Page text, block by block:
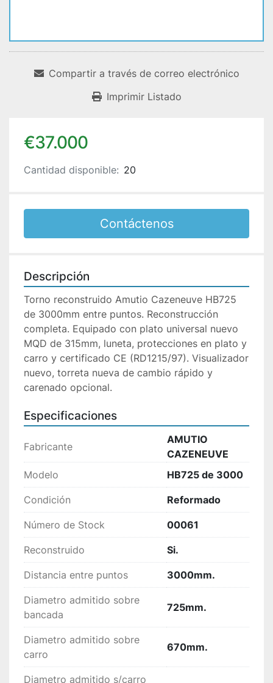
Compartir a través de correo electrónico
Imprimir Listado
€37.000
Cantidad disponible: 20
Contáctenos
Descripción
Torno reconstruido Amutio Cazeneuve HB725
de 3000mm entre puntos. Reconstrucción
completa. Equipado con plato universal nuevo
MQD de 315mm, luneta, protecciones en plato y
carro y certificado CE (RD1215/97). Visualizador
nuevo, torreta nueva de cambio rápido y
carenado opcional.
Especificaciones
Fabricante
AMUTIO
CAZENEUVE
Modelo
HB725 de 3000
Condición Reformado
Número de Stock 00061
Reconstruido Si.
Distancia entre puntos 3000mm.
Diametro admitido sobre
bancada
725mm.
Diametro admitido sobre
carro
670mm.
Diametro admitido s/carro